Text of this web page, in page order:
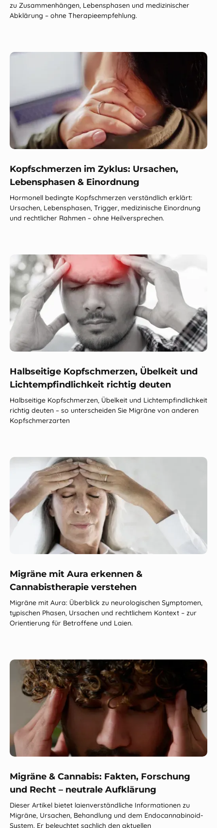
zu Zusammenhängen, Lebensphasen und medizinischer
Abklärung – ohne Therapieempfehlung.
Kopfschmerzen im Zyklus: Ursachen,
Lebensphasen & Einordnung
Hormonell bedingte Kopfschmerzen verständlich erklärt:
Ursachen, Lebensphasen, Trigger, medizinische Einordnung
und rechtlicher Rahmen – ohne Heilversprechen.
Halbseitige Kopfschmerzen, Übelkeit und
Lichtempfindlichkeit richtig deuten
Halbseitige Kopfschmerzen, Übelkeit und Lichtempfindlichkeit
richtig deuten – so unterscheiden Sie Migräne von anderen
Kopfschmerzarten
Migräne mit Aura erkennen &
Cannabistherapie verstehen
Migräne mit Aura: Überblick zu neurologischen Symptomen,
typischen Phasen, Ursachen und rechtlichem Kontext – zur
Orientierung für Betroffene und Laien.
Migräne & Cannabis: Fakten, Forschung
und Recht – neutrale Aufklärung
Dieser Artikel bietet laienverständliche Informationen zu
Migräne, Ursachen, Behandlung und dem Endocannabinoid-
System. Er beleuchtet sachlich den aktuellen